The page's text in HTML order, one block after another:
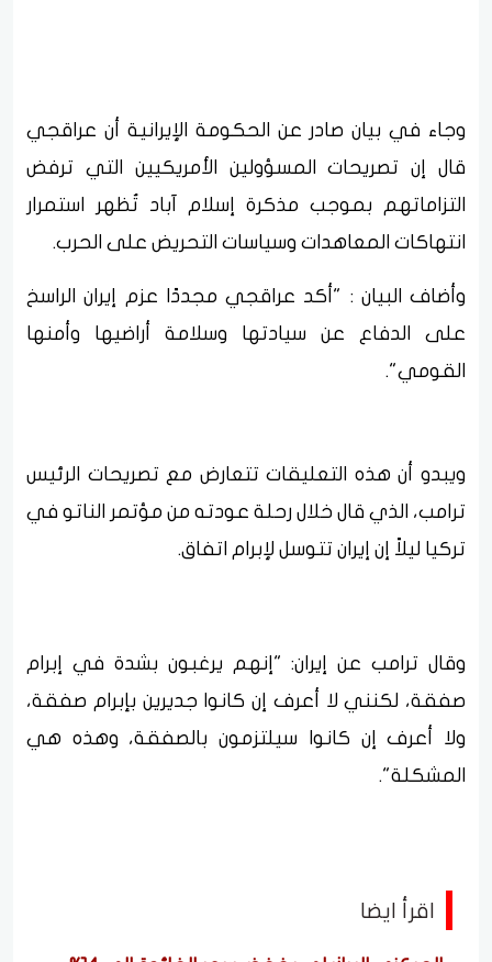
وجاء في بيان صادر عن الحكومة الإيرانية أن عراقجي
قال إن تصريحات المسؤولين الأمريكيين التي ترفض
التزاماتهم بموجب مذكرة إسلام آباد تُظهر استمرار
انتهاكات المعاهدات وسياسات التحريض على الحرب.
وأضاف البيان : "أكد عراقجي مجددًا عزم إيران الراسخ
على الدفاع عن سيادتها وسلامة أراضيها وأمنها
القومي".
ويبدو أن هذه التعليقات تتعارض مع تصريحات الرئيس
ترامب، الذي قال خلال رحلة عودته من مؤتمر الناتو في
تركيا ليلاً إن إيران تتوسل لإبرام اتفاق.
وقال ترامب عن إيران: "إنهم يرغبون بشدة في إبرام
صفقة، لكنني لا أعرف إن كانوا جديرين بإبرام صفقة،
ولا أعرف إن كانوا سيلتزمون بالصفقة، وهذه هي
المشكلة".
اقرأ ايضا